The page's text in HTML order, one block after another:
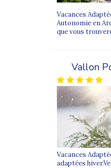
thermales, avec
Les
Parce que
au contact des
Ces séjours
Pourquoi
Choisir
formés aux
Vacances
Autonomie en
que vous
Vallon
Vacances
adaptées